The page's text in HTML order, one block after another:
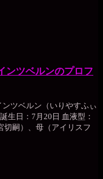
ンツベルンのプロフ
ツベルン（いりやすふぃ
生日：7月20日 血液型：
切嗣）、母（アイリスフ